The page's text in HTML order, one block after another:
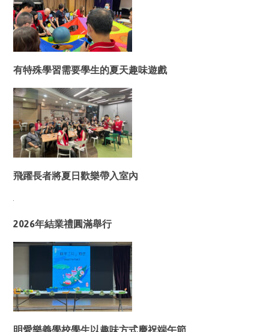
有特殊學習需要學生的夏天趣味遊戲
飛躍長者將夏日歡樂帶入室內
2026年結業禮圓滿舉行
明愛樂義學校學生以趣味方式慶祝端午節